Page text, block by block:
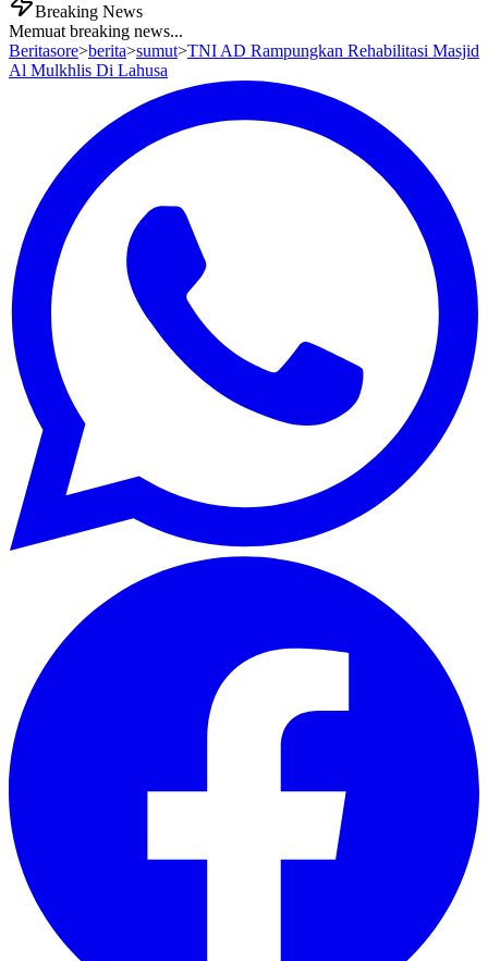
Breaking News
Memuat breaking news...
Beritasore>berita>sumut>TNI AD Rampungkan Rehabilitasi Masjid
Al Mulkhlis Di Lahusa